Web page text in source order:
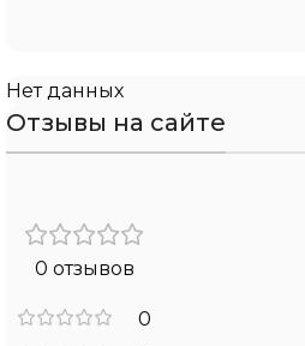
Нет данных
Отзывы на сайте
0 отзывов
0